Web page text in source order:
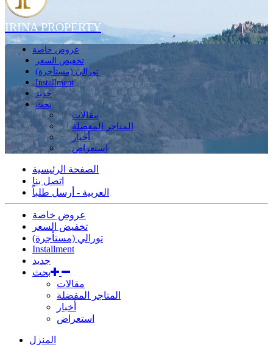
IRINA PROPERTY
عروض خاصة
تخفيض السعر
تورالي (مستأجرة)
Installment
جديد
بحث
مقالات
المتاجر المفضلة
أخبار
استعراض
الصفحة الرئيسية
اتصل بنا
العربية - أرسل طلباً
عروض خاصة
تخفيض السعر
تورالي (مستأجرة)
Installment
جديد
بحث
مقالات
المتاجر المفضلة
أخبار
استعراض
المنزل